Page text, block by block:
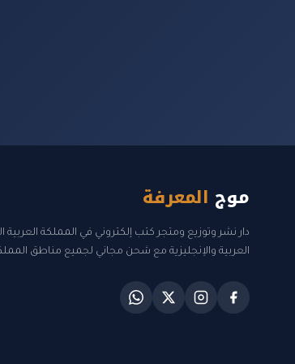
موج المعرفة
دار نشر وتوزيع ومتجر كتب إلكتروني في المملكة
العربية والإنجليزية مع شحن مجاني لجميع مناطق